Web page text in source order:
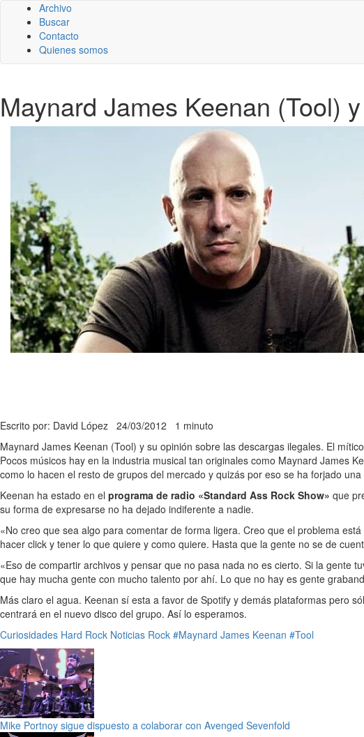
Archivo
Buscar
Contacto
Quienes somos
Maynard James Keenan (Tool)
Escrito por: David López 24/03/2012 1 minuto
Maynard James Keenan (Tool) y su opinión sobre las descargas ilegales. El
Pocos músicos hay en la industria musical tan originales como Maynard James
como lo hacen el resto de grupos del mercado y quizás por eso se ha forjado
Keenan ha estado en el programa de radio «Standard Ass Rock Show» que
su forma de expresarse no ha dejado indiferente a nadie.
«No creo que sea algo para comentar de forma ligera. Creo que el problema
hacer click y tener lo que quiere y como quiere. Hasta que la gente no se de
«Eso de compartir archivos y pensar que no pasa nada no es cierto. Si la gente
que hay mucha gente con mucho talento por ahí. Lo que no hay es gente
Más claro el agua. Keenan sí esta a favor de Spotify y demás plataformas pero
centrará en el nuevo disco del grupo. Así lo esperamos.
Curiosidades Hard Rock Noticias Rock #Maynard James Keenan #Tool
Mike Portnoy sigue dispuesto a colaborar con Avenged Sevenfold